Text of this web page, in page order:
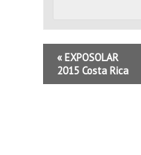
« EXPOSOLAR
2015 Costa Rica